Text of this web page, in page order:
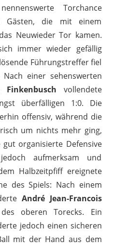
Torchance
Gästen, die mit einem
Neuwieder Tor kamen.
immer wieder gefällig
Führungstreffer fiel
einer sehenswerten
Finkenbusch vollendete
überfälligen 1:0. Die
offensiv, während die
um nichts mehr ging,
organisierte Defensive
aufmerksam und
Halbzeitpfiff ereignete
des Spiels: Nach einem
André Jean-Francois
oberen Torecks. Ein
jedoch einen sicheren
mit der Hand aus dem